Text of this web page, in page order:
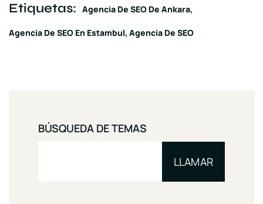
Etiquetas: Agencia De SEO De Ankara
Agencia De SEO En Estambul Agencia De SEO
BÚSQUEDA DE TEMAS
LLAMAR